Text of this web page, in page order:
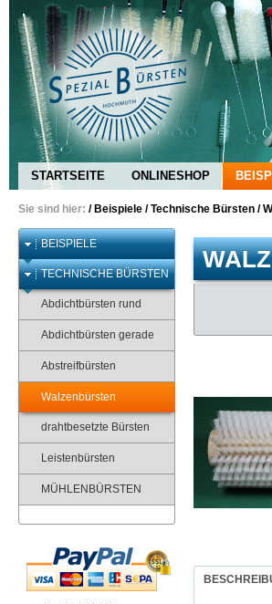
STARTSEITE ONLINESHOP
Sie sind hier: / Beispiele /Technische Bürsten /
BEISPIELE
TECHNISCHE BÜRSTEN
Abdichtbürsten rund
Abdichtbürsten gerade
Abstreifbürsten
Walzenbürsten
drahtbesetzte Bürsten
Leistenbürsten
MÜHLENBÜRSTEN